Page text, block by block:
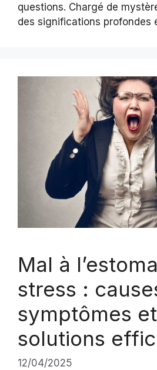
questions. Chargé de
des significations profondes
Mal à
stress :
symptômes et
solutions
12/04/2025